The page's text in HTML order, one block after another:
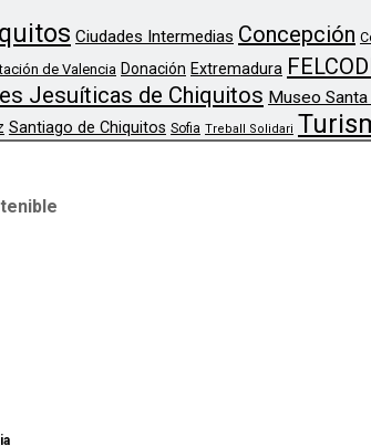
Ciudades Intermedias Concepción
de Valencia Donación Extremadura
Jesuíticas de Chiquitos Museo
Santiago de Chiquitos Sofia Treball Solidari